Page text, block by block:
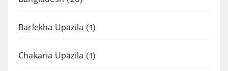
Barlekha Upazila (1)
Chakaria Upazila (1)